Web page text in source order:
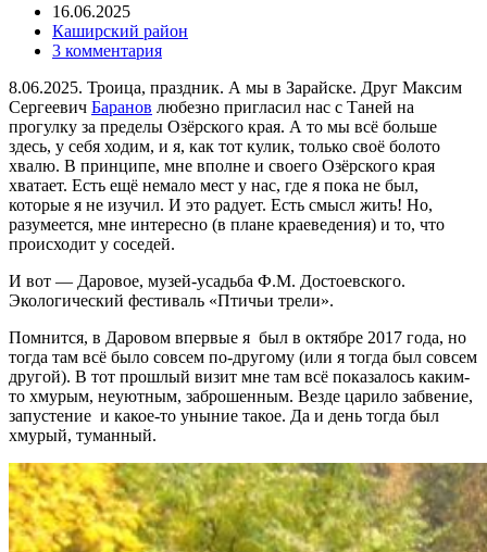
16.06.2025
Каширский район
3 комментария
8.06.2025. Троица, праздник. А мы в Зарайске. Друг Максим
Сергеевич Баранов любезно пригласил нас с Таней на
прогулку за пределы Озёрского края. А то мы всё больше
здесь, у себя ходим, и я, как тот кулик, только своё болото
хвалю. В принципе, мне вполне и своего Озёрского края
хватает. Есть ещё немало мест у нас, где я пока не был,
которые я не изучил. И это радует. Есть смысл жить! Но,
разумеется, мне интересно (в плане краеведения) и то, что
происходит у соседей.
И вот — Даровое, музей-усадьба Ф.М. Достоевского.
Экологический фестиваль «Птичьи трели».
Помнится, в Даровом впервые я был в октябре 2017 года, но
тогда там всё было совсем по-другому (или я тогда был совсем
другой). В тот прошлый визит мне там всё показалось каким-
то хмурым, неуютным, заброшенным. Везде царило забвение,
запустение и какое-то уныние такое. Да и день тогда был
хмурый, туманный.